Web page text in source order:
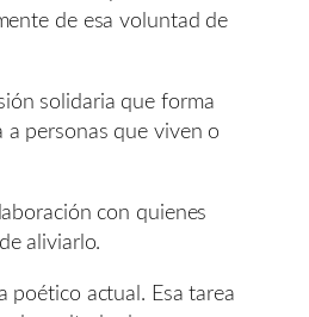
de esa voluntad de
solidaria que forma
personas que viven o
con quienes
aliviarlo.
poético actual. Esa tarea